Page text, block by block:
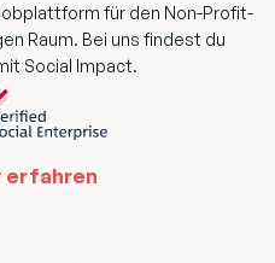
für den Non-Profit-
Raum. Bei uns findest du
Social Impact.
erfahren